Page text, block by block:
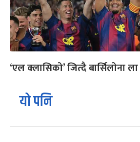
‘एल क्लासिको’ जित्दै बार्सिलोना
यो पनि